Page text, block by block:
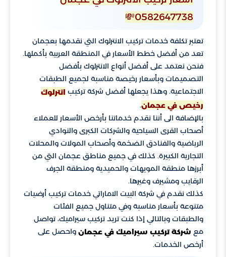
0582647738💸
تعتبر تكلفة خدمات تركيب الانترلوك التي نقدمها بعجمان
تعد من أفضل خطط الأسعار في المنطقة العربية بأكملها.
فنحن نعتمد على أفضل أنواع الانترلوك بأفضل
التصميمات وبأسعار رخيصة مناسبة لجميع الطبقات
الاجتماعية. وهذا يجعلها أفضل شركة تركيب انترلوك
رخيص في عجمان.
بالإضافة الى أننا نقدم خدماتنا بأرخص الأسعار للعملاء
أصحاب القرى السياحية والشركات الكبرى والنوادي
الرياضية والفنادق الضخمة وأصحاب المولات والمحلات
التجارية الكبيرة. كذلك في جميع مناطق عجمان التي من
أبرزها منطقة المويهات والحميدية ومنطقة الجرف
الرقايب ومشيرف وغيرها.
كذلك نقدم في شركة البيت الاماراتي خدمات تركيب أرضيات
متنوعة بأسعار مناسبة وفي متناول جميع الفئات
والطبقات وبالتالي إذا كنت تريد تركيب سيراميك، تواصل
مع شركة تركيب سيراميك في عجمان واحصل على
أرخص الخدمات.